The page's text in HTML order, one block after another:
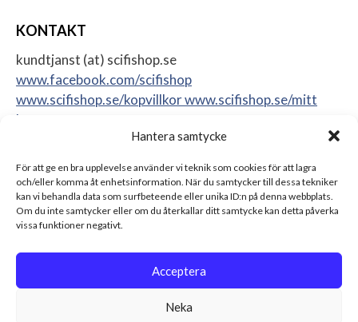
Hantera samtycke
För att ge en bra upplevelse använder vi teknik som cookies för att lagra
och/eller komma åt enhetsinformation. När du samtycker till dessa tekniker
kan vi behandla data som surfbeteende eller unika ID:n på denna webbplats.
Om du inte samtycker eller om du återkallar ditt samtycke kan detta påverka
vissa funktioner negativt.
Acceptera
Neka
KONTAKT
kundtjanst (at) scifishop.se
www.facebook.com/scifishop
www.scifishop.se/kopvillkorwww.scifishop.se/mitt
konto
Sweden